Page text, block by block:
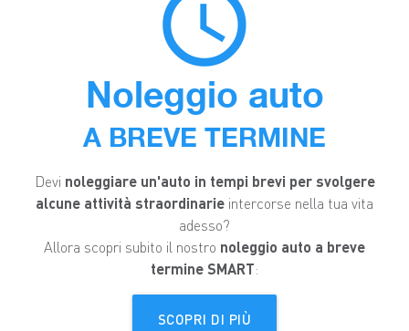
access_time
Noleggio auto
A BREVE TERMINE
Devi noleggiare un'auto in tempi brevi per svolgere
alcune attività straordinarie intercorse nella tua vita
adesso?
Allora scopri subito il nostro noleggio auto a breve
termine SMART:
SCOPRI DI PIÙ